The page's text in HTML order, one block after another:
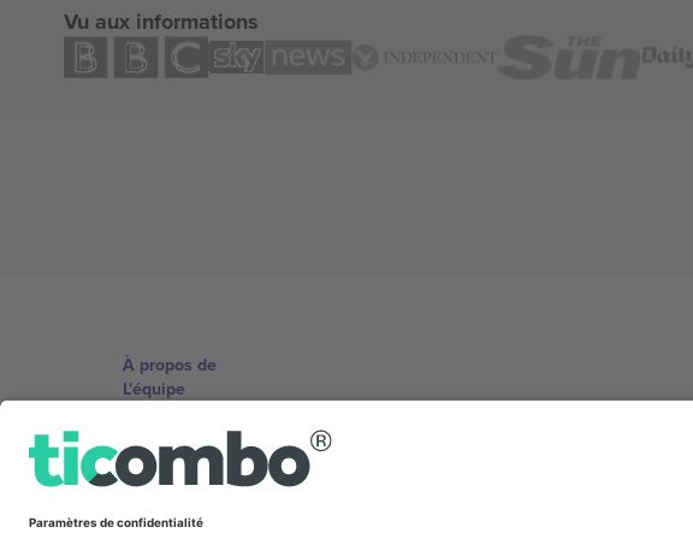
Vu aux informations
À propos de
L'équipe
Conditions générales
Programme d'affiliation